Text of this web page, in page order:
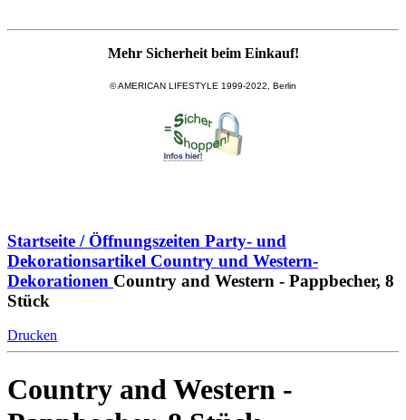
Mehr Sicherheit beim Einkauf!
© AMERICAN LIFESTYLE 1999-2022, Berlin
Startseite / Öffnungszeiten Party- und
Dekorationsartikel Country und Western-
Dekorationen Country and Western - Pappbecher, 8
Stück
Drucken
Country and Western -